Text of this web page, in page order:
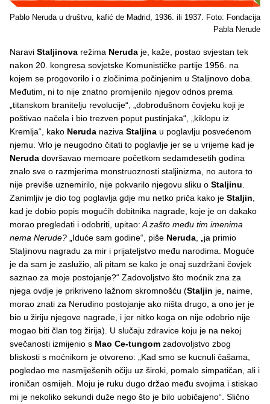
Pablo Neruda u društvu, kafić de Madrid, 1936. ili 1937. Foto: Fondacija
Pabla Nerude
Naravi Staljinova režima Neruda je, kaže, postao svjestan tek
nakon 20. kongresa sovjetske Komunističke partije 1956. na
kojem se progovorilo i o zločinima počinjenim u Staljinovo doba.
Međutim, ni to nije znatno promijenilo njegov odnos prema
„titanskom branitelju revolucije“, „dobrodušnom čovjeku koji je
poštivao načela i bio trezven poput pustinjaka“, „kiklopu iz
Kremlja“, kako Neruda naziva Staljina u poglavlju posvećenom
njemu. Vrlo je neugodno čitati to poglavlje jer se u vrijeme kad je
Neruda dovršavao memoare početkom sedamdesetih godina
znalo sve o razmjerima monstruoznosti staljinizma, no autora to
nije previše uznemirilo, nije pokvarilo njegovu sliku o Staljinu
Zanimljiv je dio tog poglavlja gdje mu netko priča kako je Staljin
kad je dobio popis mogućih dobitnika nagrade, koje je on dakako
morao pregledati i odobriti, upitao: A zašto među tim imenima
nema Nerude? „Iduće sam godine“, piše Neruda , „ja primio
Staljinovu nagradu za mir i prijateljstvo među narodima. Moguće
je da sam je zaslužio, ali pitam se kako je onaj suzdržani čovjek
saznao za moje postojanje?“ Zadovoljstvo što moćnik zna za
njega ovdje je prikriveno lažnom skromnošću (Staljin je, naime,
morao znati za Nerudino postojanje ako ništa drugo, a ono jer je
bio u žiriju njegove nagrade, i jer nitko koga on nije odobrio nije
mogao biti član tog žirija). U slučaju zdravice koju je na nekoj
svečanosti izmijenio s Mao Ce-tungom zadovoljstvo zbog
bliskosti s moćnikom je otvoreno: „Kad smo se kucnuli čašama,
pogledao me nasmiješenih očiju uz široki, pomalo simpatičan, ali i
ironičan osmijeh. Moju je ruku dugo držao među svojima i stiskao
mi je nekoliko sekundi duže nego što je bilo uobičajeno“. Slično